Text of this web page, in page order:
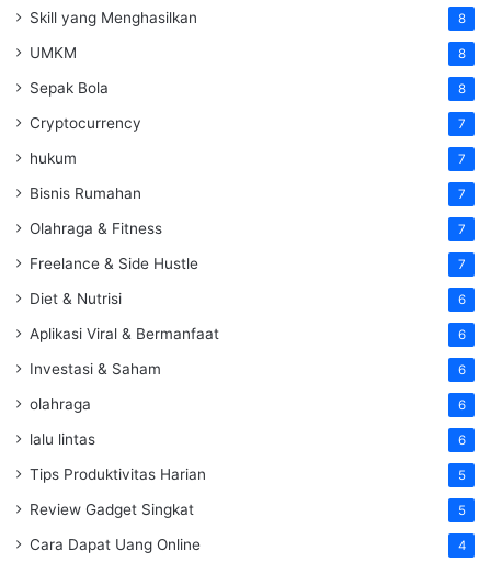
Skill yang Menghasilkan 8
UMKM 8
Sepak Bola 8
Cryptocurrency 7
hukum 7
Bisnis Rumahan 7
Olahraga & Fitness 7
Freelance & Side Hustle 7
Diet & Nutrisi 6
Aplikasi Viral & Bermanfaat 6
Investasi & Saham 6
olahraga 6
lalu lintas 6
Tips Produktivitas Harian 5
Review Gadget Singkat 5
Cara Dapat Uang Online 4